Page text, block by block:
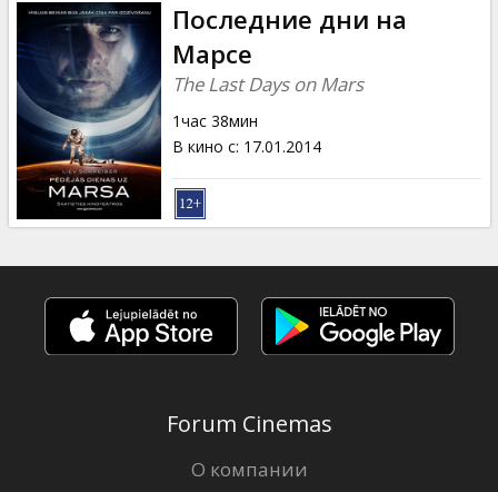
Подарки
Кинозакуски
B2B
Клуб
Последние дни на
Марсе
The Last Days on Mars
1час 38мин
В кино с: 17.01.2014
Forum Cinemas
О компании